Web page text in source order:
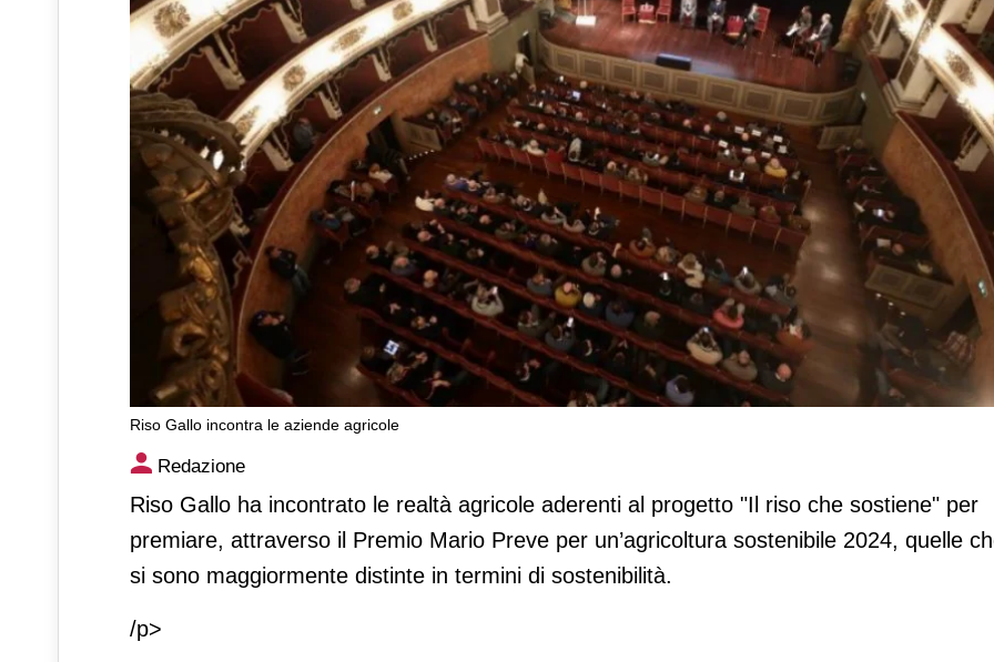
Riso Gallo incontra le aziende agricole
Riso Gallo incontra le aziende agricole
Redazione
Riso Gallo ha incontrato le realtà agricole aderenti al progetto "Il riso che sostiene" per
premiare, attraverso il Premio Mario Preve per un’agricoltura sostenibile 2024, quelle
si sono maggiormente distinte in termini di sostenibilità.
/p>